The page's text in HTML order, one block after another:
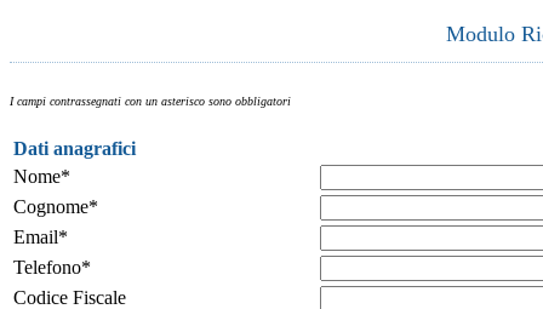
Modulo
I campi contrassegnati con un asterisco sono obbligatori
Dati anagrafici
Nome*
Cognome*
Email*
Telefono*
Codice Fiscale